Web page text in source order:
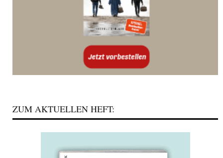
ZUM AKTUELLEN HEFT: